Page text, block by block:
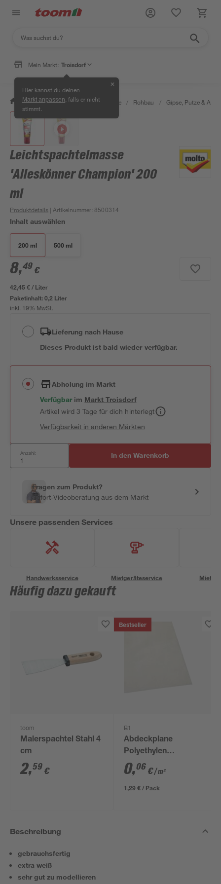
Mein Markt: Troisdorf
Hier kannst du deinen
Markt anpassen , falls er nicht
stimmt.
✕
/ Bauen & Renovieren / Baustoffe / Rohbau / Gipse, Putze &
Leichtspachtelmasse
'Alleskönner Champion' 200
ml
Produktdetails | Artikelnummer: 8500314
Inhalt auswählen
200 ml 500 ml
8,49 €
42,45 € / Liter
Paketinhalt:0,2 Liter
inkl. 19% MwSt.
Lieferung nach Hause
Dieses Produkt ist bald wieder verfügbar.
Abholung im Markt
Verfügbar im MarktTroisdorf
Artikel wird 3 Tage für dich hinterlegt
Verfügbarkeit in anderen Märkten
Anzahl: In den Warenkorb
Fragen zum Produkt?
Sofort-Videoberatung aus dem Markt
Unsere passenden Services
Handwerksservice Mietgeräteservice
Häufig dazu gekauft
toom
Malerspachtel Stahl 4
cm
2,59 €
Bestseller
B1
Abdeckplane
Polyethylen
transparent 4 x 5 m
0,06 €/ m²
1,29 € / Pack
Beschreibung
gebrauchsfertig
extra weiß
sehr gut zu modellieren